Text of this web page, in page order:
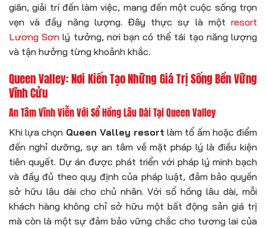
giãn, giải trí đến làm việc, mang đến một cuộc sống trọn
vẹn và đầy năng lượng. Đây thực sự là một resort
Lương Sơn lý tưởng, nơi bạn có thể tái tạo năng lượng
và tận hưởng từng khoảnh khắc.
Queen Valley: Nơi Kiến Tạo Những Giá Trị Sống Bền Vững
Vĩnh Cửu
An Tâm Vĩnh Viễn Với Sổ Hồng Lâu Dài Tại Queen Valley
Khi lựa chọn Queen Valley resort làm tổ ấm hoặc điểm
đến nghỉ dưỡng, sự an tâm về mặt pháp lý là điều kiện
tiên quyết. Dự án được phát triển với pháp lý minh bạch
và đầy đủ theo quy định của pháp luật, đảm bảo quyền
sở hữu lâu dài cho chủ nhân. Với sổ hồng lâu dài, mỗi
khách hàng không chỉ sở hữu một bất động sản giá trị
mà còn là một sự đảm bảo vững chắc cho tương lai của